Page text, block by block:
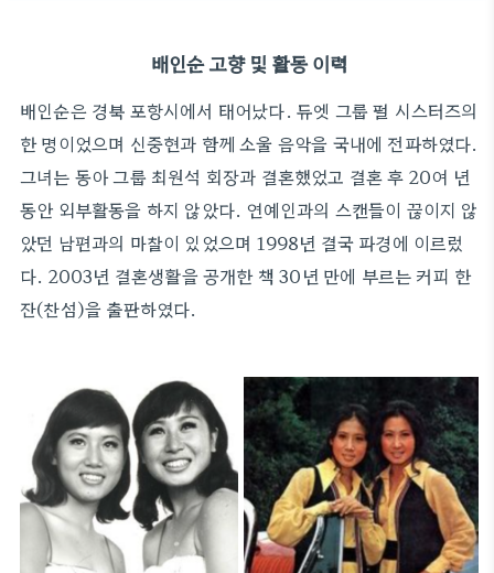
배인순 고향 및 활동 이력
배인순은 경북 포항시에서 태어났다. 듀엣 그룹 펄 시스터즈의
한 명이었으며 신중현과 함께 소울 음악을 국내에 전파하였다.
그녀는 동아 그룹 최원석 회장과 결혼했었고 결혼 후 20여 년
동안 외부활동을 하지 않았다. 연예인과의 스캔들이 끊이지 않
았던 남편과의 마찰이 있었으며 1998년 결국 파경에 이르렀
다. 2003년 결혼생활을 공개한 책 30년 만에 부르는 커피 한
잔(찬섬)을 출판하였다.